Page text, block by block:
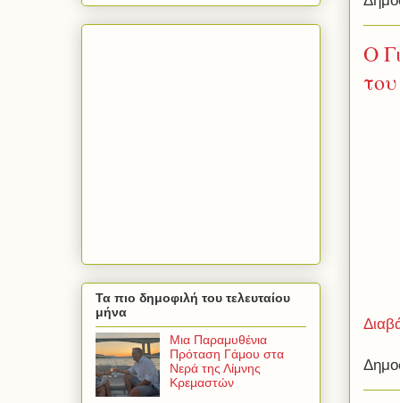
Ο
Τα πιο δημοφιλή του τελευταίου
μήνα
Μια Παραμυθένια
Πρόταση Γάμου στα
Νερά της Λίμνης
Κρεμαστών